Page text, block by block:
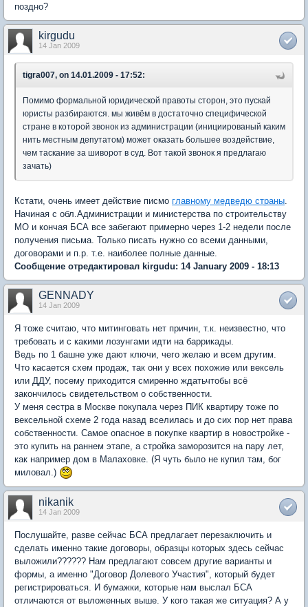
поздно?
kirgudu
14 Jan 2009
tigra007, on 14.01.2009 - 17:52:
Помимо формальной юридической правоты сторон, это пускай
юристы разбираются. мы живём в достаточно специфической
стране в которой звонок из администрации (инициированый каким
нить местным депутатом) может оказать большее воздействие,
чем таскание за шиворот в суд. Вот такой звонок я предлагаю
зачать)
Кстати, очень имеет действие писмо главному медведю страны
Начиная с обл.Администрации и министерства по строительству
МО и кончая БСА все забегают примерно через 1-2 недели после
получения письма. Только писать нужно со всеми данными,
договорами и п.р. т.е. наиболее полные данные.
Сообщение отредактировал kirgudu: 14 January 2009 - 18:13
GENNADY
14 Jan 2009
Я тоже считаю, что митинговать нет причин, т.к. неизвестно, что
требовать и с какими лозунгами идти на баррикады.
Ведь по 1 башне уже дают ключи, чего желаю и всем другим.
Что касается схем продаж, так они у всех похожие или вексель
или ДДУ, посему приходится смиренно ждатьчтобы всё
закончилось свидетельством о собственности.
У меня сестра в Москве покупала через ПИК квартиру тоже по
вексельной схеме 2 года назад вселилась и до сих пор нет права
собственности. Самое опасное в покупке квартир в новостройке -
это купить на раннем этапе, а стройка заморозится на пару лет,
как например дом в Малаховке. (Я чуть было не купил там, бог
миловал.)
nikanik
14 Jan 2009
Послушайте, разве сейчас БСА предлагает перезаключить и
сделать именно такие договоры, образцы которых здесь сейчас
выложили?????? Нам предлагают совсем другие варианты и
формы, а именно "Договор Долевого Участия", который будет
регистрироваться. И бумажки, которые нам выслал БСА
отличаются от выложенных выше. У кого такая же ситуация? А у